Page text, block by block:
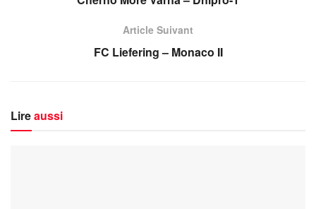
Article Suivant
FC Liefering – Monaco II
Lireaussi